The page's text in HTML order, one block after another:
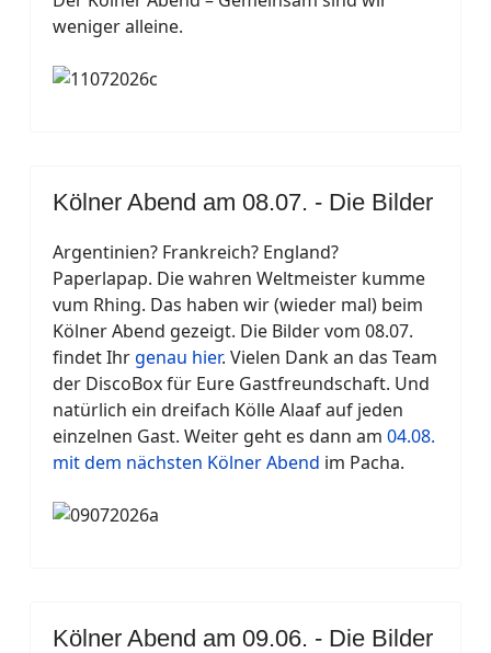
weniger alleine.
Kölner Abend am 08.07. - Die Bilder
Argentinien? Frankreich? England?
Paperlapap. Die wahren Weltmeister kumme
vum Rhing. Das haben wir (wieder mal) beim
Kölner Abend gezeigt. Die Bilder vom 08.07.
findet Ihrgenau hier. Vielen Dank an das Team
der DiscoBox für Eure Gastfreundschaft. Und
natürlich ein dreifach Kölle Alaaf auf jeden
einzelnen Gast. Weiter geht es dann am 04.08.
mit dem nächsten Kölner Abend im Pacha.
Kölner Abend am 09.06. - Die Bilder